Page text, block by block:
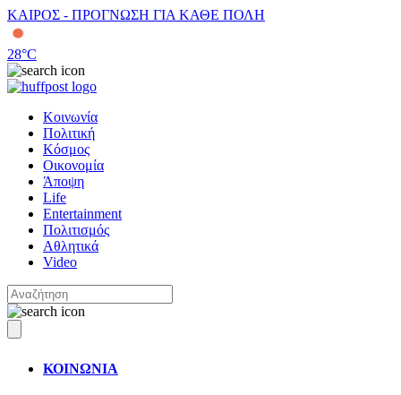
ΚΑΙΡΟΣ - ΠΡΟΓΝΩΣΗ ΓΙΑ ΚΑΘΕ ΠΟΛΗ
28°C
Κοινωνία
Πολιτική
Κόσμος
Οικονομία
Άποψη
Life
Entertainment
Πολιτισμός
Αθλητικά
Video
ΚΟΙΝΩΝΙΑ